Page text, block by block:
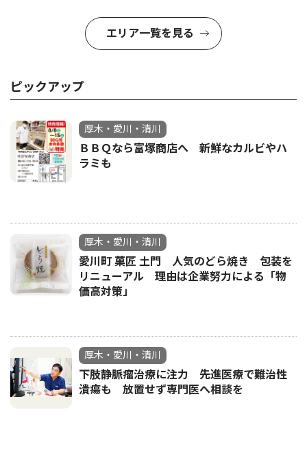
エリア一覧を見る
ピックアップ
厚木・愛川・清川
ＢＢＱなら富塚商店へ 新鮮なカルビやハ
ラミも
厚木・愛川・清川
愛川町 菓匠 土門 人気のどら焼き 包装を
リニューアル 理由は企業努力による「物
価高対策」
厚木・愛川・清川
下肢静脈瘤治療に注力 先進医療で難治性
潰瘍も 放置せず専門医へ相談を